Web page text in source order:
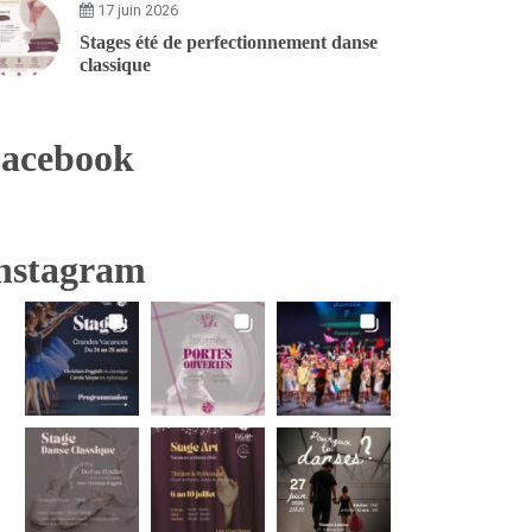
17 juin 2026
Stages été de perfectionnement danse
classique